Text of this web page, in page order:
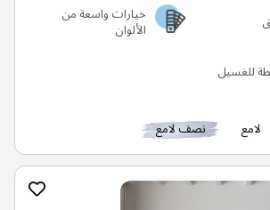
خيارات واسعة من
الألوان
للغسيل
لامع نصف لامع